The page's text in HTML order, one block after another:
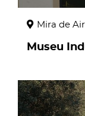
Mira de
Museu
page